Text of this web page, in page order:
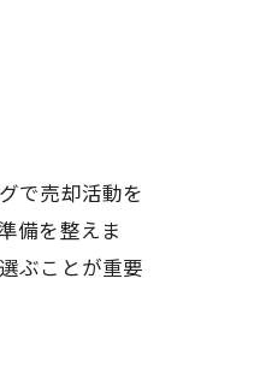
で売却活動を
備を整えま
ぶことが重要